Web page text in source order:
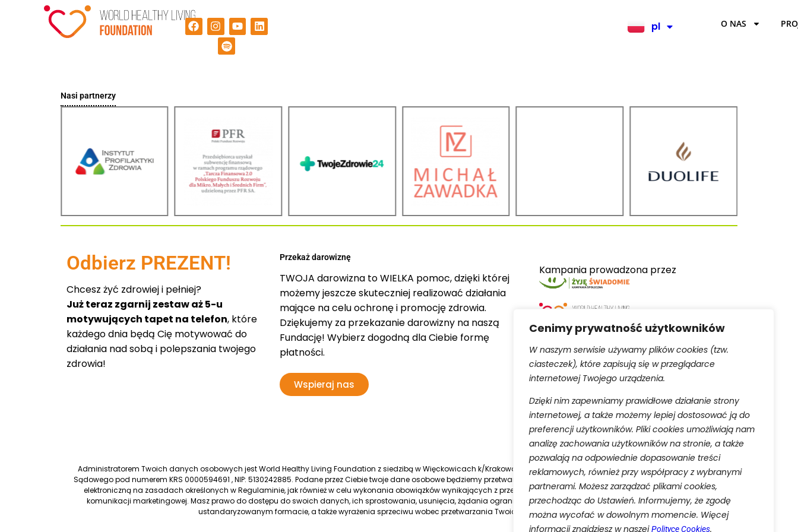
Cenimy prywatność użytkowników
W naszym serwisie używamy plików cookies (tzw.
ciasteczek), które zapisują się w przeglądarce
internetowej Twojego urządzenia.
Dzięki nim zapewniamy prawidłowe działanie strony
internetowej, a także możemy lepiej dostosować ją do
preferencji użytkowników. Pliki cookies umożliwiają nam
analizę zachowania użytkowników na stronie, a także
pozwalają na odpowiednie dopasowanie treści
reklamowych, również przy współpracy z wybranymi
partnerami. Możesz zarządzać plikami cookies,
przechodząc do Ustawień. Informujemy, że zgodę
można wycofać w dowolnym momencie. Więcej
informacji znajdziesz w naszejPolityce Cookies.
pl
en O NAS
Nasi partnerzy
Odbierz PREZENT!
Chcesz żyć zdrowiej i pełniej?
Już teraz zgarnij zestaw aż 5-u
motywujących tapet na telefon, które
każdego dnia będą Cię motywować do
działania nad sobą i polepszania twojego
zdrowia!
Przekaż darowiznę
TWOJA darowizna to WIELKA pomoc, dzięki której
możemy jeszcze skuteczniej realizować działania
mające na celu ochronę i promocję zdrowia.
Dziękujemy za przekazanie darowizny na naszą
Fundację! Wybierz dogodną dla Ciebie formę
płatności.
Wspieraj nas
Kampania prowadzona przez
Serwis obsługiwany przez
Administratorem Twoich danych osobowych jest World Healthy Living Foundation z siedzibą w Więckowicach k/Krakowa, wpisaną do rejestru przedsiębiorców Krajowego Rejestru
Sądowego pod numerem KRS 0000594691 , NIP: 5130242885. Podane przez Ciebie twoje dane osobowe będziemy przetwarzać w celu wykonania umowy o świadczenie usług drogą
elektroniczną na zasadach określonych w Regulaminie, jak również w celu wykonania obowiązków wynikających z przepisów prawa ciążących na administratorze oraz w celu
komunikacji marketingowej. Masz prawo do dostępu do swoich danych, ich sprostowania, usunięcia, żądania ograniczenia ich przetwarzania oraz przenoszenia danych w
ustandaryzowanym formacie, a także wyrażenia sprzeciwu wobec przetwarzania Twoich danych osobowych.